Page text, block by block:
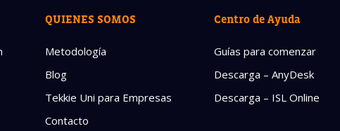
QUIENES SOMOS
Metodología
Blog
Tekkie Uni para Empresas
Contacto
Centro de Ayuda
Guías para comenzar
Descarga – AnyDesk
Descarga – ISL Online